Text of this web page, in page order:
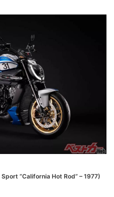
“California Hot Rod” – 1977)